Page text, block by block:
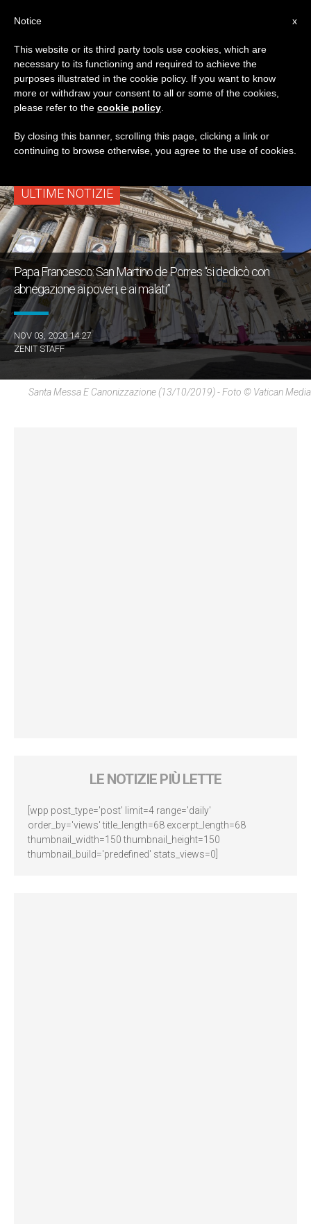
TAG
Posts Tagged ‘San
Martino De Porres’
ULTIME NOTIZIE
Papa Francesco: San Martino de Porres “si dedicò con
abnegazione ai poveri, e ai malati”
NOV 03, 2020 14:27
ZENIT STAFF
Santa Messa E Canonizzazione (13/10/2019) - Foto © Vatican Media
LE NOTIZIE PIÙ LETTE
[wpp post_type='post' limit=4 range='daily'
order_by='views' title_length=68 excerpt_length=68
thumbnail_width=150 thumbnail_height=150
thumbnail_build='predefined' stats_views=0]
x
Notice
This website or its third party tools use cookies, which are
necessary to its functioning and required to achieve the
purposes illustrated in the cookie policy. If you want to know
more or withdraw your consent to all or some of the cookies,
please refer to the cookie policy
By closing this banner, scrolling this page, clicking a link or
continuing to browse otherwise, you agree to the use of cookies.